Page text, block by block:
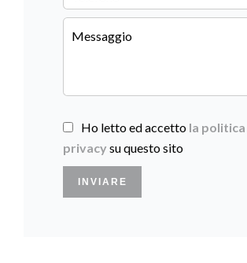
Ho letto ed accetto la politica
privacy su questo sito
INVIARE